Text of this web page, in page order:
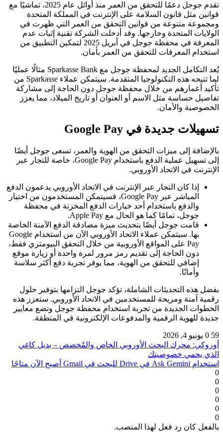
تقدم جوجل دعمًا للتحقق من العمر منذ أوائل عام 2025، تماشيًا مع
قوانين مثل قانون السلامة على الإنترنت في المملكة المتحدة
ومجموعة متنوعة من قوانين التحقق من العمر التي ظهرت في
الولايات المتحدة وخارجها. وقد أدخلت الشركة تقنية إثبات عدم
المعرفة في محفظة جوجل في أبريل 2025 لتمكين التطبيق من
استخدام المعرفات للتحقق من العمر بأمان.
يُعد التكامل الجديد لمحفظة جوجل مع Sparkasse Bank مثالًا عمليًا
لما تتيحه هذه التكنولوجيا المتقدمة. سيتمكن عملاء Sparkasse من
تأكيد أعمارهم من خلال محفظة جوجل دون الحاجة إلى مشاركة
تفاصيل حساسة مثل الاسم أو العنوان أو تاريخ الميلاد، مما يعزز
الخصوصية والأمان.
تسهيلات جديدة في Google Pay
بالإضافة إلى ميزات التحقق من الهوية والعمر، تسعى جوجل أيضًا
إلى تسهيل عملية الدفع باستخدام Google Pay، خاصة للتجار عبر
الإنترنت في الاتحاد الأوروبي.
إذا كان التجار عبر الإنترنت في الاتحاد الأوروبي يدعمون الدفع
المباشر عبر Google Pay، فسيتمكن المستخدمون من اختيار
والدفع باستخدام أحد خيارات الدفع المخزنة في محفظة
جوجل، تمامًا كما هو الحال مع Apple Pay.
قامت جوجل أيضًا بتحديث ميزة مصادقة الدفع الآمنة الخاصة
بها. سيتمكن عملاء الاتحاد الأوروبي الآن من استخدام Google
Pay على المواقع الأوروبية من خلال التحقق البيومتري فقط،
دون الحاجة إلى تقديم رمز مرور لمرة واحدة أو زيارة موقع
إضافي للتحقق من الهوية، مما يوفر تجربة دفع أكثر سلاسة
وأمانًا.
بفضل هذه التحديثات الشاملة، تؤكد جوجل التزامها بتوفير حلول
رقمية آمنة ومريحة للمستخدمين في الاتحاد الأوروبي. ستعزز هذه
الخطوات الجديدة من تجربة استخدام محفظة جوجل وتضع معايير
جديدة للهوية الرقمية والمدفوعات الإلكترونية في المنطقة.
59
0 يونيو 4, 2026
أوروكي: محرك البحث الأوروبي الخاص والمُخصص – بديل كاغي
الذي يحمي خصوصيتك
استخدام Ask Gemini في Drive للبحث في Gmail أصبح الآن متاحًا
0
0
0
0
0
0
بالفعل كان رد فعل لهذا المنصب.